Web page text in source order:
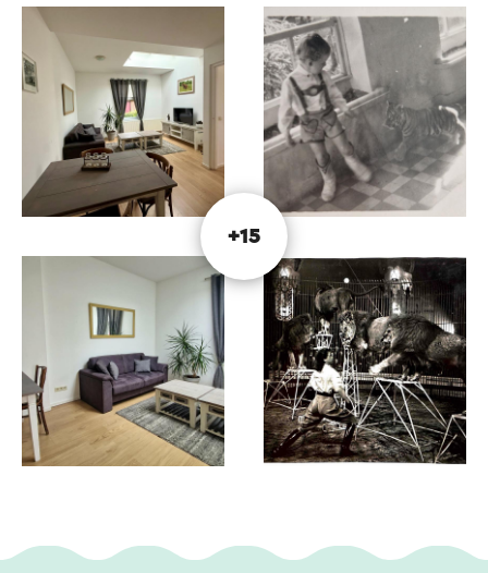
rust komen in een comfortabel
vakantieappartement: Vakantieappartementen
Hagenbeck biedt een warm verblijf voor mens en
dier.
Beleef een vakantie waarin natuur, gastvrijheid en
liefde voor dieren samenkomen. Welkom bij
Vakantieappartementen Hagenbeck.
Ligging
Gelegen in het buitengebied, midden in het groen
Op circa 5 kilometer van Valkenburg aan de Geul
Op circa 10 kilometer van Maastricht
Dicht bij het bekende Drielandenpunt (Nederland,
België en Duitsland)
De appartementen
Oppervlakte: 55 m² per appartement
Rustige ligging met veel privacy
+15